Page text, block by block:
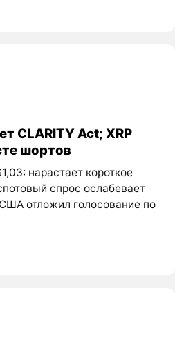
CLARITY Act; XRP
шортов
нарастает короткое
спрос ослабевает
отложил голосование по